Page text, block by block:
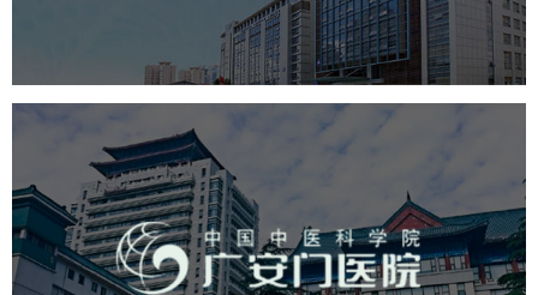
医院网站建设
互联网医院
网站建设 网页设计
广安门医院